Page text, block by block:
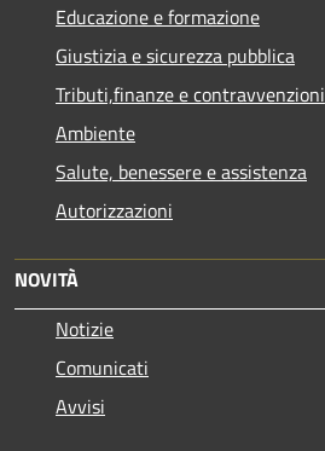
Educazione e formazione
Giustizia e sicurezza pubblica
Tributi,finanze e contravvenzioni
Ambiente
Salute, benessere e assistenza
Autorizzazioni
NOVITÀ
Notizie
Comunicati
Avvisi